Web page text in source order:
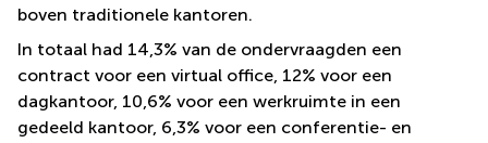
Coworking
Hilversum
Coworking
space
Zwolle
boven traditionele kantoren.
In totaal had 14,3% van de ondervraagden een
contract voor een virtual office, 12% voor een
dagkantoor, 10,6% voor een werkruimte in een
gedeeld kantoor, 6,3% voor een conferentie- en